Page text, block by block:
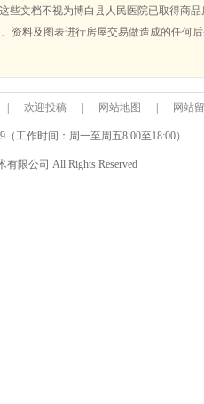
文档不视为博白县人民医院已取得商
料及图表进行房屋交易做造成的任何
欢迎投稿 网站地图 网站
（工作时间：周一至周五8:00至18:00）
限公司 All Rights Reserved